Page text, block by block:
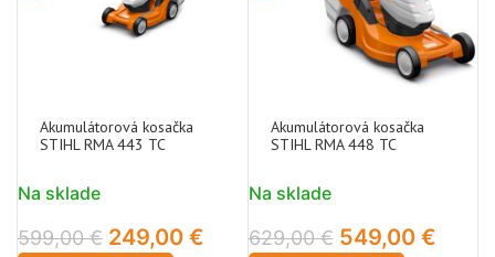
Akumulátorová kosačka
STIHL RMA 443 TC
Na sklade
599,00€ 249,00 €
Akumulátorová kosačka
STIHL RMA 448 TC
Na sklade
629,00€ 549,00 €